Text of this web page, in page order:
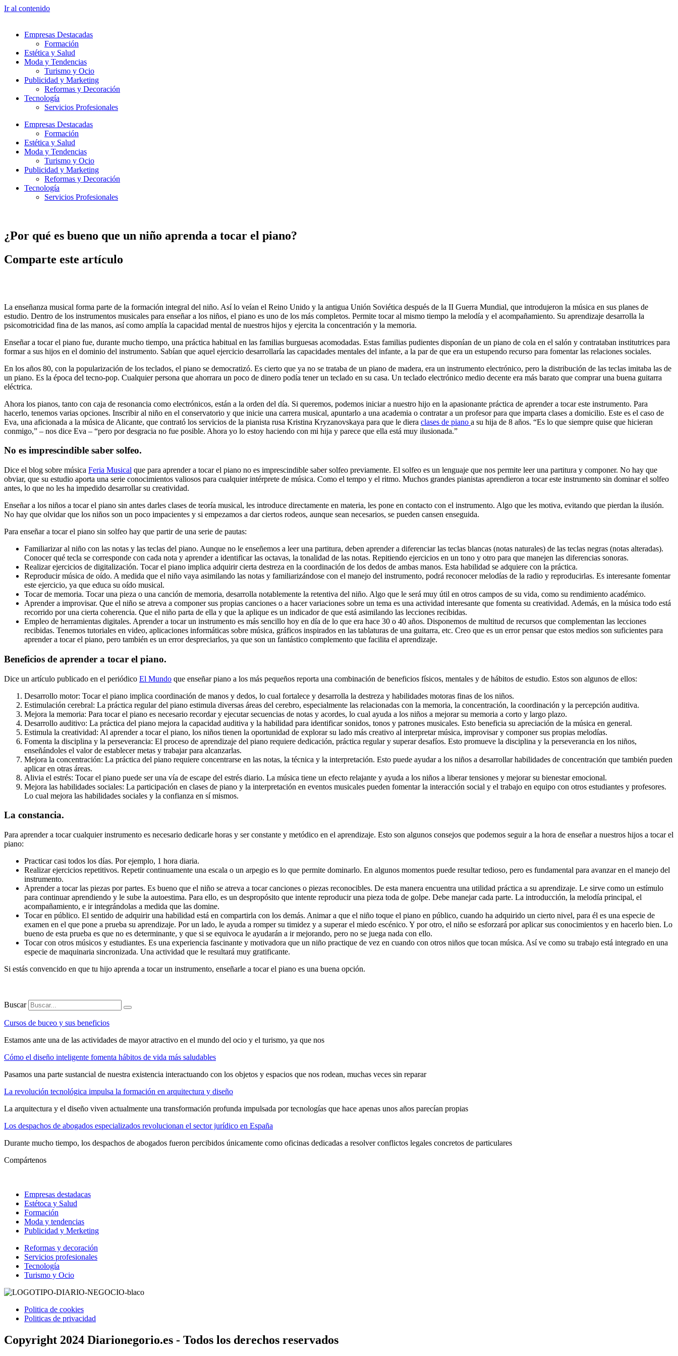
Ir al contenido
Empresas Destacadas
Formación
Estética y Salud
Moda y Tendencias
Turismo y Ocio
Publicidad y Marketing
Reformas y Decoración
Tecnología
Servicios Profesionales
Empresas Destacadas
Formación
Estética y Salud
Moda y Tendencias
Turismo y Ocio
Publicidad y Marketing
Reformas y Decoración
Tecnología
Servicios Profesionales
¿Por qué es bueno que un niño aprenda a tocar el piano?
Comparte este artículo
La enseñanza musical forma parte de la formación integral del niño. Así lo veían el Reino Unido y la antigua Unión Soviética después de la II Guerra Mundial, que introdujeron la música en sus planes de
estudio. Dentro de los instrumentos musicales para enseñar a los niños, el piano es uno de los más completos. Permite tocar al mismo tiempo la melodía y el acompañamiento. Su aprendizaje desarrolla la
psicomotricidad fina de las manos, así como amplía la capacidad mental de nuestros hijos y ejercita la concentración y la memoria.
Enseñar a tocar el piano fue, durante mucho tiempo, una práctica habitual en las familias burguesas acomodadas. Estas familias pudientes disponían de un piano de cola en el salón y contrataban institutrices para
formar a sus hijos en el dominio del instrumento. Sabían que aquel ejercicio desarrollaría las capacidades mentales del infante, a la par de que era un estupendo recurso para fomentar las relaciones sociales.
En los años 80, con la popularización de los teclados, el piano se democratizó. Es cierto que ya no se trataba de un piano de madera, era un instrumento electrónico, pero la distribución de las teclas imitaba las de
un piano. Es la época del tecno-pop. Cualquier persona que ahorrara un poco de dinero podía tener un teclado en su casa. Un teclado electrónico medio decente era más barato que comprar una buena guitarra
eléctrica.
Ahora los pianos, tanto con caja de resonancia como electrónicos, están a la orden del día. Si queremos, podemos iniciar a nuestro hijo en la apasionante práctica de aprender a tocar este instrumento. Para
hacerlo, tenemos varias opciones. Inscribir al niño en el conservatorio y que inicie una carrera musical, apuntarlo a una academia o contratar a un profesor para que imparta clases a domicilio. Este es el caso de
Eva, una aficionada a la música de Alicante, que contrató los servicios de la pianista rusa Kristina Kryzanovskaya para que le diera clases de piano a su hija de 8 años. “Es lo que siempre quise que hicieran
conmigo,” – nos dice Eva – “pero por desgracia no fue posible. Ahora yo lo estoy haciendo con mi hija y parece que ella está muy ilusionada.”
No es imprescindible saber solfeo.
Dice el blog sobre música Feria Musical que para aprender a tocar el piano no es imprescindible saber solfeo previamente. El solfeo es un lenguaje que nos permite leer una partitura y componer. No hay que
obviar, que su estudio aporta una serie conocimientos valiosos para cualquier intérprete de música. Como el tempo y el ritmo. Muchos grandes pianistas aprendieron a tocar este instrumento sin dominar el solfeo
antes, lo que no les ha impedido desarrollar su creatividad.
Enseñar a los niños a tocar el piano sin antes darles clases de teoría musical, les introduce directamente en materia, les pone en contacto con el instrumento. Algo que les motiva, evitando que pierdan la ilusión.
No hay que olvidar que los niños son un poco impacientes y si empezamos a dar ciertos rodeos, aunque sean necesarios, se pueden cansen enseguida.
Para enseñar a tocar el piano sin solfeo hay que partir de una serie de pautas:
Familiarizar al niño con las notas y las teclas del piano. Aunque no le enseñemos a leer una partitura, deben aprender a diferenciar las teclas blancas (notas naturales) de las teclas negras (notas alteradas).
Conocer qué tecla se corresponde con cada nota y aprender a identificar las octavas, la tonalidad de las notas. Repitiendo ejercicios en un tono y otro para que manejen las diferencias sonoras.
Realizar ejercicios de digitalización. Tocar el piano implica adquirir cierta destreza en la coordinación de los dedos de ambas manos. Esta habilidad se adquiere con la práctica.
Reproducir música de oído. A medida que el niño vaya asimilando las notas y familiarizándose con el manejo del instrumento, podrá reconocer melodías de la radio y reproducirlas. Es interesante fomentar
este ejercicio, ya que educa su oído musical.
Tocar de memoria. Tocar una pieza o una canción de memoria, desarrolla notablemente la retentiva del niño. Algo que le será muy útil en otros campos de su vida, como su rendimiento académico.
Aprender a improvisar. Que el niño se atreva a componer sus propias canciones o a hacer variaciones sobre un tema es una actividad interesante que fomenta su creatividad. Además, en la música todo está
recorrido por una cierta coherencia. Que el niño parta de ella y que la aplique es un indicador de que está asimilando las lecciones recibidas.
Empleo de herramientas digitales. Aprender a tocar un instrumento es más sencillo hoy en día de lo que era hace 30 o 40 años. Disponemos de multitud de recursos que complementan las lecciones
recibidas. Tenemos tutoriales en video, aplicaciones informáticas sobre música, gráficos inspirados en las tablaturas de una guitarra, etc. Creo que es un error pensar que estos medios son suficientes para
aprender a tocar el piano, pero también es un error despreciarlos, ya que son un fantástico complemento que facilita el aprendizaje.
Beneficios de aprender a tocar el piano.
Dice un artículo publicado en el periódico El Mundo que enseñar piano a los más pequeños reporta una combinación de beneficios físicos, mentales y de hábitos de estudio. Estos son algunos de ellos:
Desarrollo motor: Tocar el piano implica coordinación de manos y dedos, lo cual fortalece y desarrolla la destreza y habilidades motoras finas de los niños.
Estimulación cerebral: La práctica regular del piano estimula diversas áreas del cerebro, especialmente las relacionadas con la memoria, la concentración, la coordinación y la percepción auditiva.
Mejora la memoria: Para tocar el piano es necesario recordar y ejecutar secuencias de notas y acordes, lo cual ayuda a los niños a mejorar su memoria a corto y largo plazo.
Desarrollo auditivo: La práctica del piano mejora la capacidad auditiva y la habilidad para identificar sonidos, tonos y patrones musicales. Esto beneficia su apreciación de la música en general.
Estimula la creatividad: Al aprender a tocar el piano, los niños tienen la oportunidad de explorar su lado más creativo al interpretar música, improvisar y componer sus propias melodías.
Fomenta la disciplina y la perseverancia: El proceso de aprendizaje del piano requiere dedicación, práctica regular y superar desafíos. Esto promueve la disciplina y la perseverancia en los niños,
enseñándoles el valor de establecer metas y trabajar para alcanzarlas.
Mejora la concentración: La práctica del piano requiere concentrarse en las notas, la técnica y la interpretación. Esto puede ayudar a los niños a desarrollar habilidades de concentración que también pueden
aplicar en otras áreas.
Alivia el estrés: Tocar el piano puede ser una vía de escape del estrés diario. La música tiene un efecto relajante y ayuda a los niños a liberar tensiones y mejorar su bienestar emocional.
Mejora las habilidades sociales: La participación en clases de piano y la interpretación en eventos musicales pueden fomentar la interacción social y el trabajo en equipo con otros estudiantes y profesores.
Lo cual mejora las habilidades sociales y la confianza en sí mismos.
La constancia.
Para aprender a tocar cualquier instrumento es necesario dedicarle horas y ser constante y metódico en el aprendizaje. Esto son algunos consejos que podemos seguir a la hora de enseñar a nuestros hijos a tocar el
piano:
Practicar casi todos los días. Por ejemplo, 1 hora diaria.
Realizar ejercicios repetitivos. Repetir continuamente una escala o un arpegio es lo que permite dominarlo. En algunos momentos puede resultar tedioso, pero es fundamental para avanzar en el manejo del
instrumento.
Aprender a tocar las piezas por partes. Es bueno que el niño se atreva a tocar canciones o piezas reconocibles. De esta manera encuentra una utilidad práctica a su aprendizaje. Le sirve como un estímulo
para continuar aprendiendo y le sube la autoestima. Para ello, es un despropósito que intente reproducir una pieza toda de golpe. Debe manejar cada parte. La introducción, la melodía principal, el
acompañamiento, e ir integrándolas a medida que las domine.
Tocar en público. El sentido de adquirir una habilidad está en compartirla con los demás. Animar a que el niño toque el piano en público, cuando ha adquirido un cierto nivel, para él es una especie de
examen en el que pone a prueba su aprendizaje. Por un lado, le ayuda a romper su timidez y a superar el miedo escénico. Y por otro, el niño se esforzará por aplicar sus conocimientos y en hacerlo bien. Lo
bueno de esta prueba es que no es determinante, y que si se equivoca le ayudarán a ir mejorando, pero no se juega nada con ello.
Tocar con otros músicos y estudiantes. Es una experiencia fascinante y motivadora que un niño practique de vez en cuando con otros niños que tocan música. Así ve como su trabajo está integrado en una
especie de maquinaria sincronizada. Una actividad que le resultará muy gratificante.
Si estás convencido en que tu hijo aprenda a tocar un instrumento, enseñarle a tocar el piano es una buena opción.
Buscar
Cursos de buceo y sus beneficios
Estamos ante una de las actividades de mayor atractivo en el mundo del ocio y el turismo, ya que nos
Cómo el diseño inteligente fomenta hábitos de vida más saludables
Pasamos una parte sustancial de nuestra existencia interactuando con los objetos y espacios que nos rodean, muchas veces sin reparar
La revolución tecnológica impulsa la formación en arquitectura y diseño
La arquitectura y el diseño viven actualmente una transformación profunda impulsada por tecnologías que hace apenas unos años parecían propias
Los despachos de abogados especializados revolucionan el sector jurídico en España
Durante mucho tiempo, los despachos de abogados fueron percibidos únicamente como oficinas dedicadas a resolver conflictos legales concretos de particulares
Compártenos
Empresas destadacas
Estétoca y Salud
Formación
Moda y tendencias
Publicidad y Merketing
Reformas y decoración
Servicios profesionales
Tecnología
Turismo y Ocio
Politica de cookies
Politicas de privacidad
Copyright 2024 Diarionegorio.es - Todos los derechos reservados